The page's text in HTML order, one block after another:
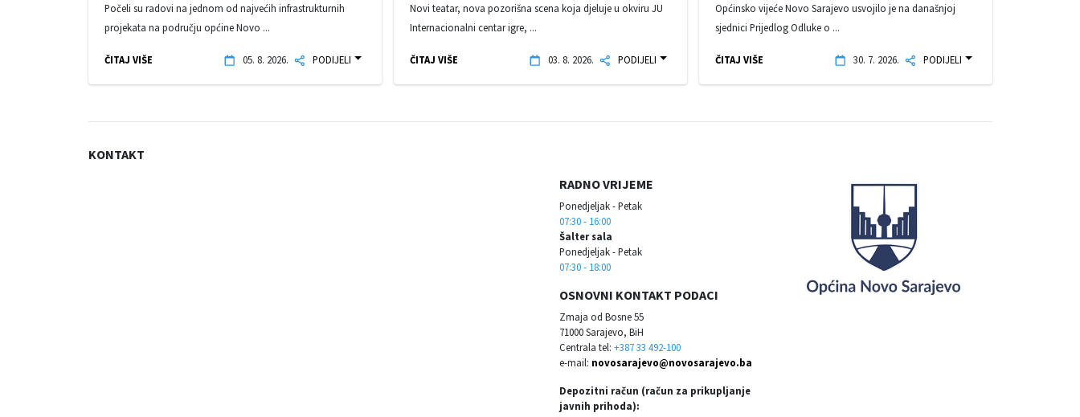
Počeli su radovi na jednom od najvećih infrastrukturnih
projekata na području općine Novo ...
ČITAJ VIŠE 05. 8. 2026. PODIJELI
Novi teatar, nova pozorišna scena koja djeluje u okviru JU
Internacionalni centar igre, ...
ČITAJ VIŠE 03. 8. 2026. PODIJELI
Općinsko vijeće Novo Sarajevo usvojilo je na današnjoj
sjednici Prijedlog Odluke o ...
ČITAJ VIŠE 30. 7. 2026. PODIJELI
KONTAKT
RADNO VRIJEME
Ponedjeljak - Petak
07:30 - 16:00
Šalter sala
Ponedjeljak - Petak
07:30 - 18:00
OSNOVNI KONTAKT PODACI
Zmaja od Bosne 55
71000 Sarajevo, BiH
Centrala tel: +387 33 492-100
e-mail: novosarajevo@novosarajevo.ba
Depozitni račun (račun za prikupljanje
javnih prihoda):